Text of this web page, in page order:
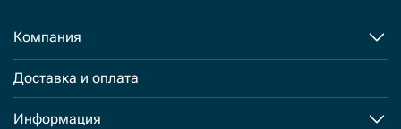
Компания
Доставка и оплата
Информация